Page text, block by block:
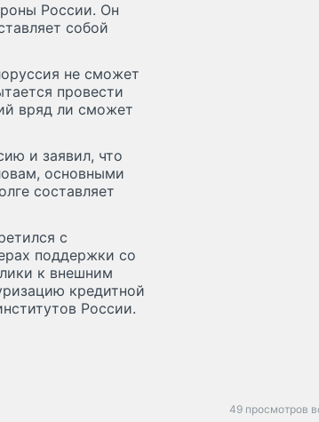
России. Он
собой
не сможет
провести
вряд ли сможет
и заявил, что
основными
составляет
с
поддержки со
к внешним
кредитной
России.
49 просмотров